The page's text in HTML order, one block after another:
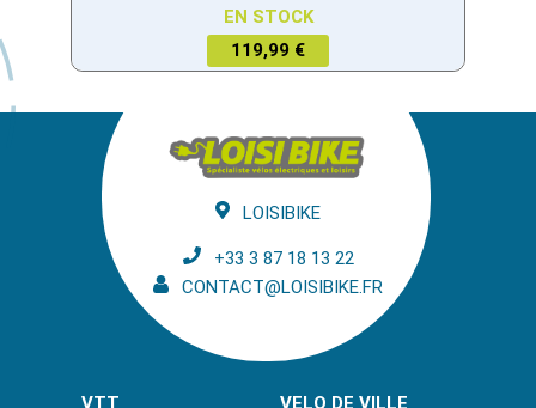
EN STOCK
119,99 €
LOISIBIKE
+33 3 87 18 13 22
CONTACT@LOISIBIKE.FR
VTT VELO DE VILLE